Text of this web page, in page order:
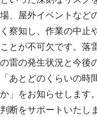
流
通
象
農
気
象
道
路
鉄
場、屋外イベントなど
く察知し、作業の中止
ことが不可欠です。落
の雷の発生状況と今後
「あとどのくらいの
か」をお知らせします
判断をサポートいたし